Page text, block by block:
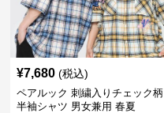
¥7,680 (税込)
ペアルック 刺繍入りチェック柄
半袖シャツ 男女兼用 春夏